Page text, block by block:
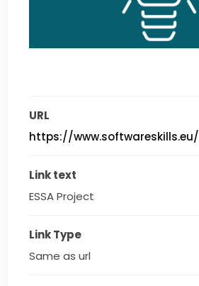
URL
https://www.softwareskills.eu/
Link text
ESSA Project
Link Type
Same as url